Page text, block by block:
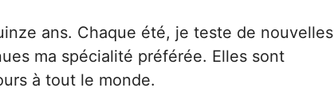
ans. Chaque été, je teste de nouvelles
ma spécialité préférée. Elles sont
à tout le monde.